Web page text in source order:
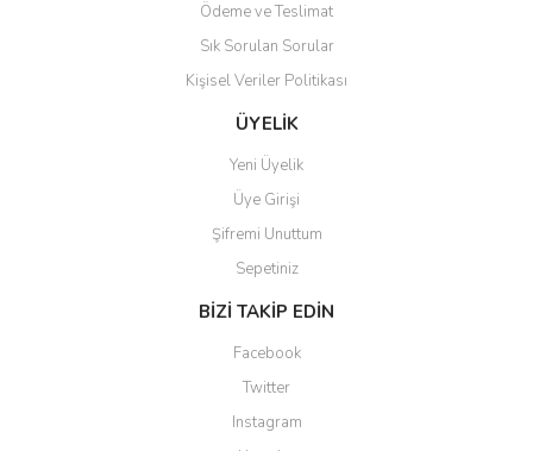
Ödeme ve Teslimat
Sık Sorulan Sorular
Kişisel Veriler Politikası
ÜYELİK
Yeni Üyelik
Üye Girişi
Şifremi Unuttum
Sepetiniz
BİZİ TAKİP EDİN
Facebook
Twitter
Instagram